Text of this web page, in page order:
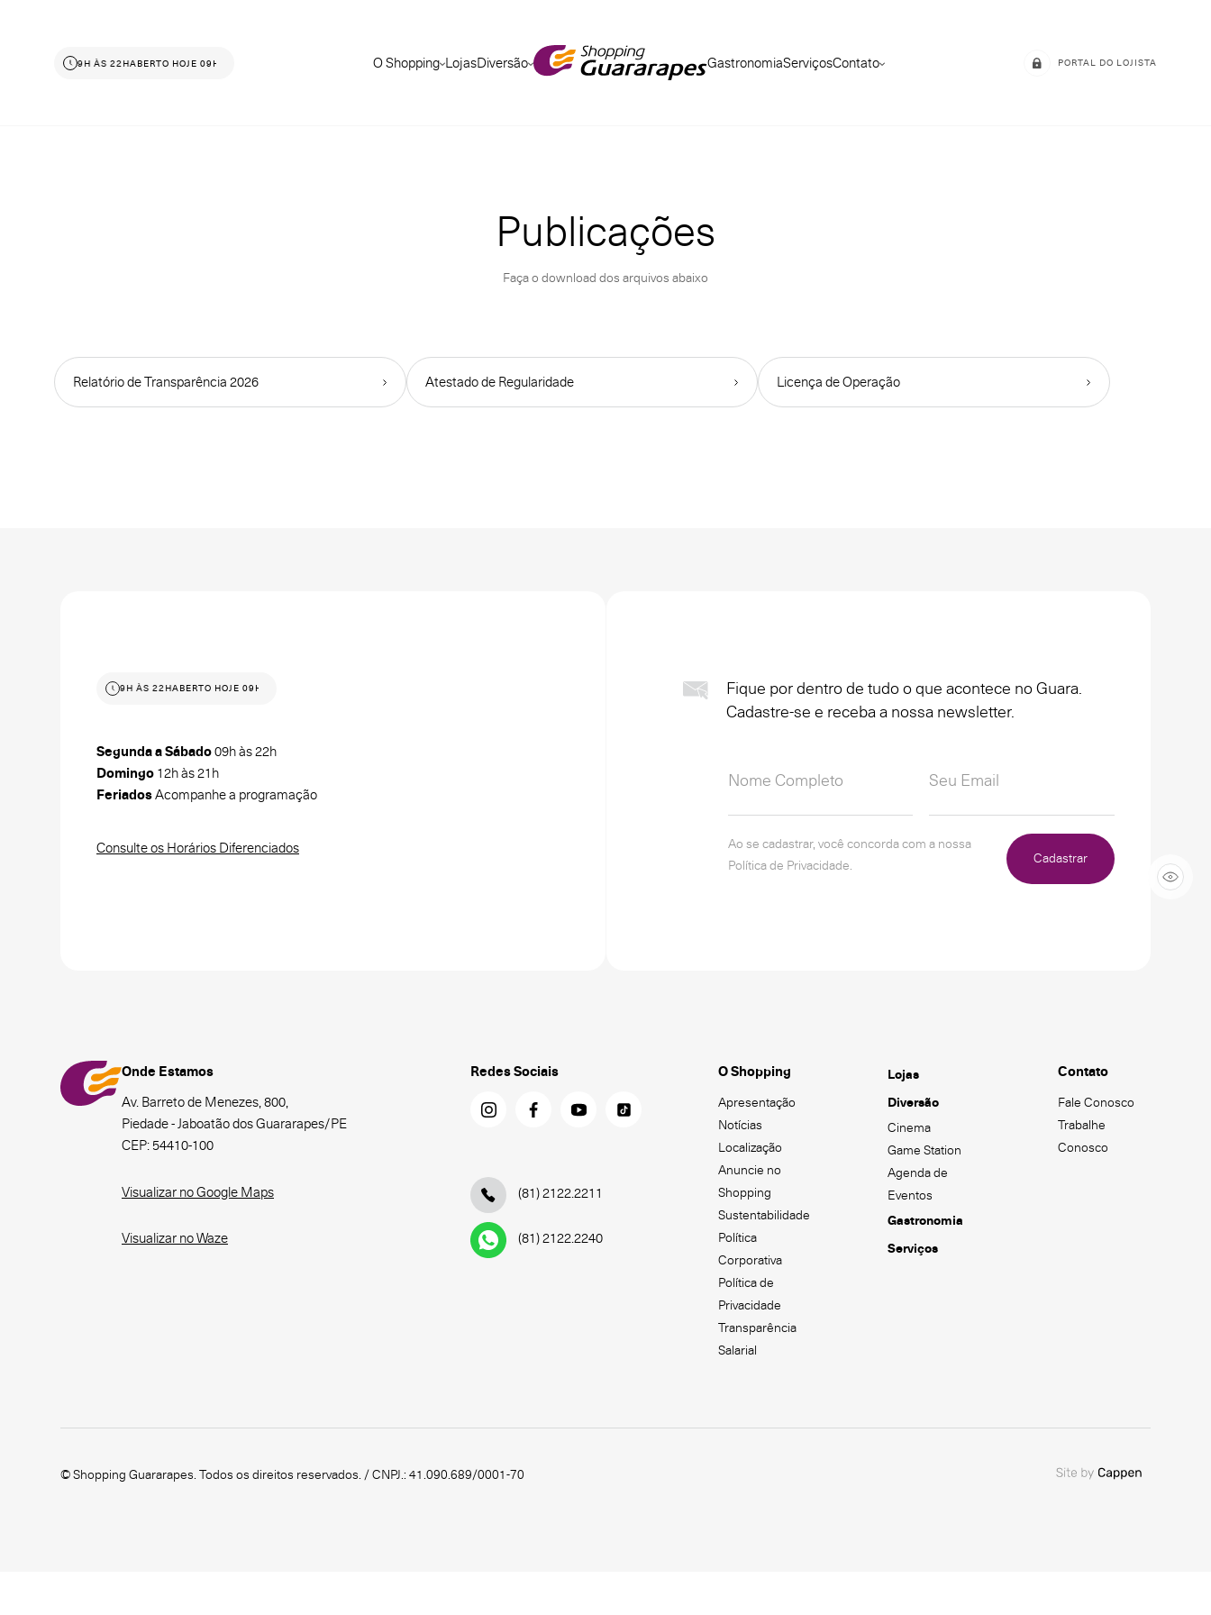
HOJE 09H ÀS 22HABERTO HOJE 09H ÀS 22H O Shopping LojasDiversão GastronomiaServiçosContato PORTAL DO LOJISTA
Publicações
Faça o download dos arquivos abaixo
Relatório de Transparência 2026 Atestado de Regularidade Licença de Operação
ABERTO HOJE 09H ÀS 22HABERTO HOJE 09H ÀS 22H
Segunda a Sábado09h às 22h
Domingo 12h às 21h
FeriadosAcompanhe a programação
Consulte os Horários Diferenciados
Fique por dentro de tudo o que acontece no Guara.
Cadastre-se e receba a nossa newsletter.
Ao se cadastrar, você concorda com a nossa
Política de Privacidade.
Cadastrar
Onde Estamos
Av. Barreto de Menezes, 800,
Piedade - Jaboatão dos Guararapes/PE
CEP: 54410-100
Visualizar no Google Maps
Visualizar no Waze
Redes Sociais
(81) 2122.2211
(81) 2122.2240
O Shopping
Apresentação
Notícias
Localização
Anuncie no
Shopping
Sustentabilidade
Política
Corporativa
Política de
Privacidade
Transparência
Salarial
Lojas
Diversão
Cinema
Game Station
Agenda de
Eventos
Gastronomia
Serviços
Contato
Fale Conosco
Trabalhe
Conosco
© Shopping Guararapes. Todos os direitos reservados. / CNPJ.: 41.090.689/0001-70